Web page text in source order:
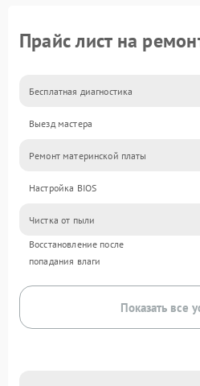
Прайс лист на
Бесплатная диагностика
Выезд мастера
Ремонт материнской платы
Настройка BIOS
Чистка от пыли
Восстановление после
попадания влаги
Показать все